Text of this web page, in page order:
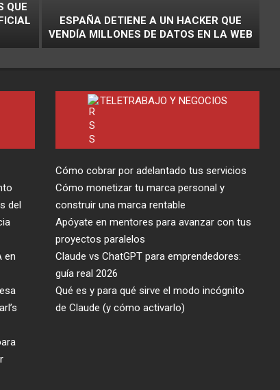
QUE
ESPAÑA DETIENE A UN HACKER QUE
VENDÍA MILLONES DE DATOS EN LA WEB
del
en
TELETRABAJO Y NEGOCIOS
Cómo cobrar por adelantado tus servicios
Cómo monetizar tu marca personal y
construir una marca rentable
Apóyate en mentores para avanzar con tus
proyectos paralelos
Claude vs ChatGPT para emprendedores:
guía real 2026
Qué es y para qué sirve el modo incógnito
de Claude (y cómo activarlo)